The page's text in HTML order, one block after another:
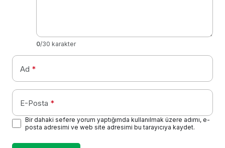
0/30 karakter
Ad *
E-Posta *
Bir dahaki sefere yorum yaptığımda kullanılmak üzere adımı, e-
posta adresimi ve web site adresimi bu tarayıcıya kaydet.